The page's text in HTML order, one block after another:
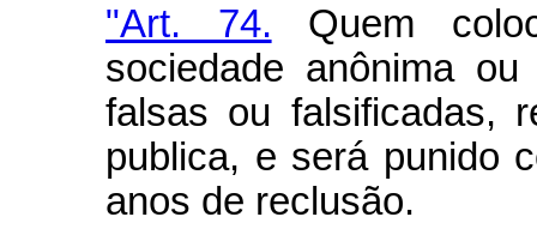
"Art. 74. Quem
sociedade anônima
falsas ou falsificadas,
publica, e será punido
anos de reclusão.